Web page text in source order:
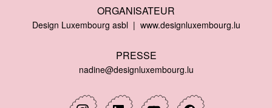
ORGANISATEUR
Design Luxembourg asbl www.designluxembourg.lu
PRESSE
nadine@designluxembourg.lu